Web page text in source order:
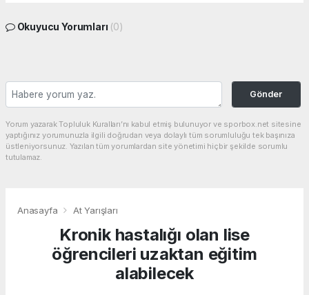
Okuyucu Yorumları (0)
Gönder
Yorum yazarak Topluluk Kuralları’nı kabul etmiş bulunuyor ve sporbox.net sitesine
yaptığınız yorumunuzla ilgili doğrudan veya dolaylı tüm sorumluluğu tek başınıza
üstleniyorsunuz. Yazılan tüm yorumlardan site yönetimi hiçbir şekilde sorumlu
tutulamaz.
Anasayfa At Yarışları
Kronik hastalığı olan lise
öğrencileri uzaktan eğitim
alabilecek